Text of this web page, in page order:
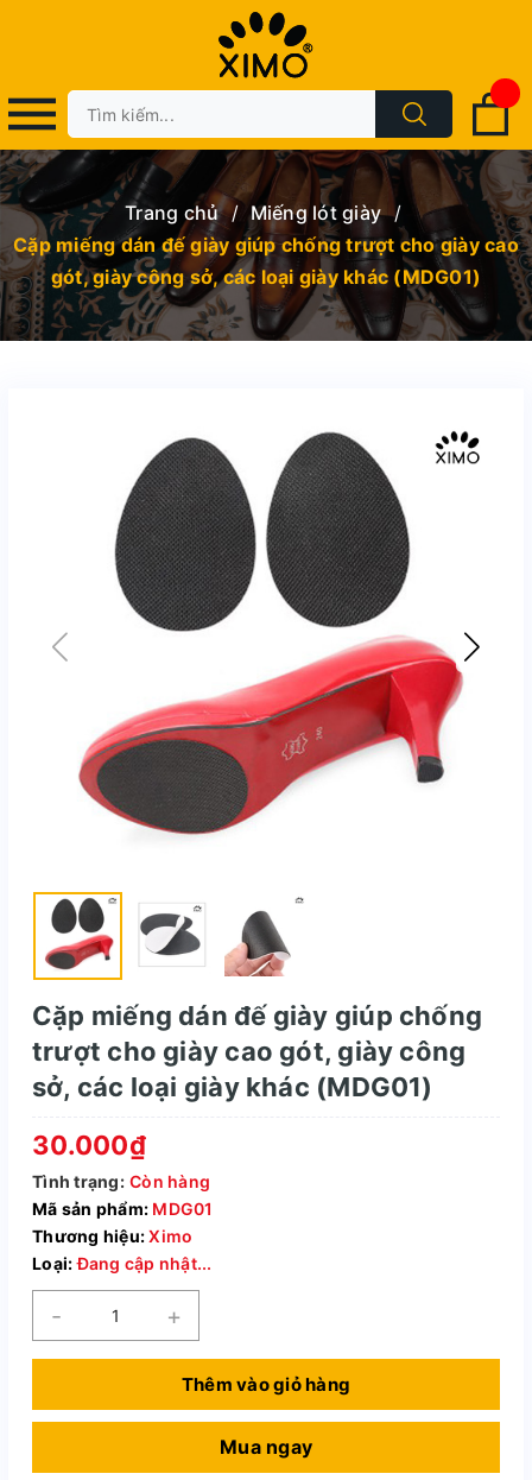
Trang chủ / Miếng lót giày /
Cặp miếng dán đế giày giúp chống trượt cho giày cao
gót, giày công sở, các loại giày khác (MDG01)
Cặp miếng dán đế giày giúp chống
trượt cho giày cao gót, giày công
sở, các loại giày khác (MDG01)
30.000₫
Tình trạng: Còn hàng
Mã sản phẩm: MDG01
Thương hiệu:Ximo
Loại:Đang cập nhật...
- +
Thêm vào giỏ hàng
Mua ngay